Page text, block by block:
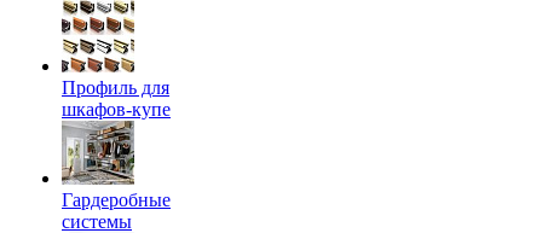
Профиль для
шкафов-купе
Гардеробные
системы